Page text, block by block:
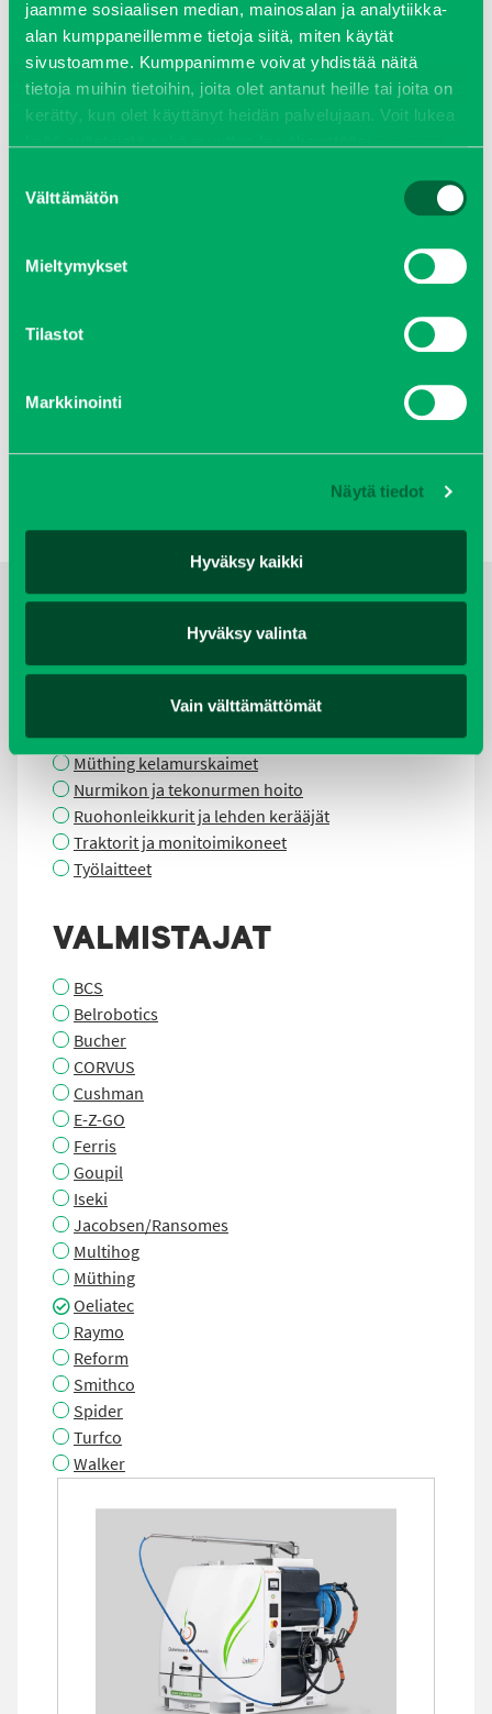
jaamme sosiaalisen median, mainosalan ja analytiikka-
alan kumppaneillemme tietoja siitä, miten käytät
sivustoamme. Kumppanimme voivat yhdistää näitä
tietoja muihin tietoihin, joita olet antanut heille tai joita on
kerätty, kun olet käyttänyt heidän palvelujaan. Voit lukea
valinta
Välttämätön
Mieltymykset
Tilastot
Markkinointi
Näytä tiedot
Hyväksy kaikki
Hyväksy valinta
Vain välttämättömät
TUOTERYHMÄT
Golfkoneet ja ajoneuvot
Lakaisukoneet
Müthing kelamurskaimet
Nurmikon ja tekonurmen hoito
Ruohonleikkurit ja lehden kerääjät
Traktorit ja monitoimikoneet
Työlaitteet
VALMISTAJAT
BCS
Belrobotics
Bucher
CORVUS
Cushman
E-Z-GO
Ferris
Goupil
Iseki
Jacobsen/Ransomes
Multihog
Müthing
Oeliatec
Raymo
Reform
Smithco
Spider
Turfco
Walker